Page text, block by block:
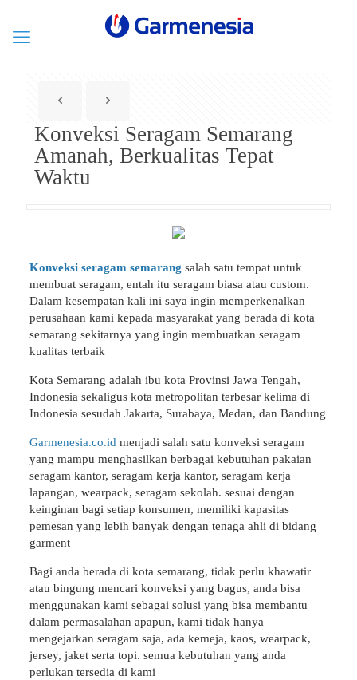
Konveksi Seragam Semarang
Amanah, Berkualitas Tepat
Waktu
Konveksi seragam semarang salah satu tempat untuk
membuat seragam, entah itu seragam biasa atau custom.
Dalam kesempatan kali ini saya ingin memperkenalkan
perusahaan kami kepada masyarakat yang berada di kota
semarang sekitarnya yang ingin membuatkan seragam
kualitas terbaik
Kota Semarang adalah ibu kota Provinsi Jawa Tengah,
Indonesia sekaligus kota metropolitan terbesar kelima di
Indonesia sesudah Jakarta, Surabaya, Medan, dan Bandung
Garmenesia.co.id menjadi salah satu konveksi seragam
yang mampu menghasilkan berbagai kebutuhan pakaian
seragam kantor, seragam kerja kantor, seragam kerja
lapangan, wearpack, seragam sekolah. sesuai dengan
keinginan bagi setiap konsumen, memiliki kapasitas
pemesan yang lebih banyak dengan tenaga ahli di bidang
garment
Bagi anda berada di kota semarang, tidak perlu khawatir
atau bingung mencari konveksi yang bagus, anda bisa
menggunakan kami sebagai solusi yang bisa membantu
dalam permasalahan apapun, kami tidak hanya
mengejarkan seragam saja, ada kemeja, kaos, wearpack,
jersey, jaket serta topi. semua kebutuhan yang anda
perlukan tersedia di kami